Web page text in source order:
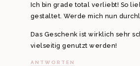
Ich bin grade total verliebt! So
gestaltet. Werde mich nun
Das Geschenk ist wirklich sehr
vielseitig genutzt werden!
ANTWORTEN